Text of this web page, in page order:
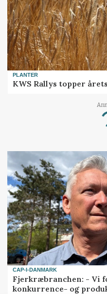
PLANTER
KWS Rallys topper
CAP-I-DANMARK
Fjerkræbranchen: - Vi
konkurrence- og